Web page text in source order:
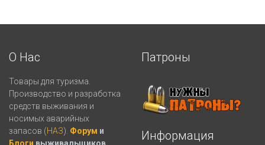
О Нас
Товары для туризма.
Производство и разработка
средств выживания и
носимых аварийных
запасов (НАЗ). Форум и
Блоги выживальщиков.
Патроны
Информация